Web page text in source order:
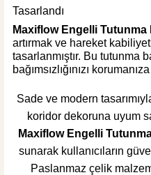
364,08 TL %29
260,00 TL
ÜRÜN TÜKENDİ
Maxiflow Paslanmaz Sıvı
Tasarlandı
Maxiflow Engelli Tutunma
artırmak ve hareket
tasarlanmıştır. Bu tutunma
bağımsızlığınızı
Sade ve modern
koridor dekoruna uyum
Maxiflow Engelli
sunarak kullanıcıların
Paslanmaz çelik